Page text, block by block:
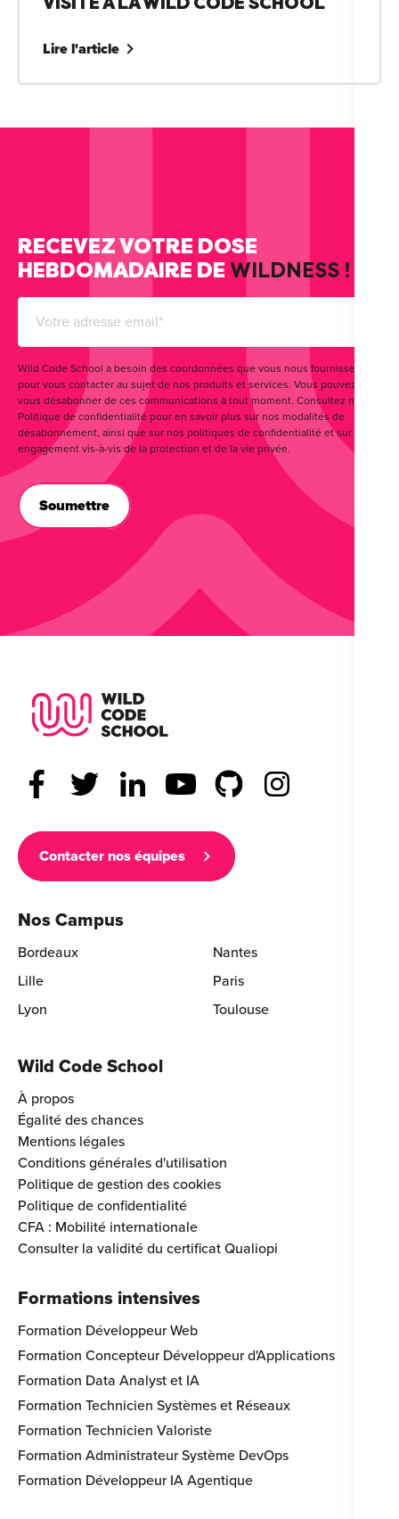
Lire l'article
RECEVEZ VOTRE DOSE
HEBDOMADAIRE DE WILDNESS !
Wild Code School a besoin des coordonnées que vous nous fournissez
pour vous contacter au sujet de nos produits et services. Vous pouvez
vous désabonner de ces communications à tout moment. Consultez notre
Politique de confidentialité pour en savoir plus sur nos modalités de
désabonnement, ainsi que sur nos politiques de confidentialité et sur notre
engagement vis-à-vis de la protection et de la vie privée.
Contacter nos équipes
Nos Campus
Bordeaux
Lille
Lyon
Nantes
Paris
Toulouse
Wild Code School
À propos
Égalité des chances
Mentions légales
Conditions générales d'utilisation
Politique de gestion des cookies
Politique de confidentialité
CFA : Mobilité internationale
Consulter la validité du certificat Qualiopi
Formations intensives
Formation Développeur Web
Formation Concepteur Développeur d'Applications
Formation Data Analyst et IA
Formation Technicien Systèmes et Réseaux
Formation Technicien Valoriste
Formation Administrateur Système DevOps
Formation Développeur IA Agentique